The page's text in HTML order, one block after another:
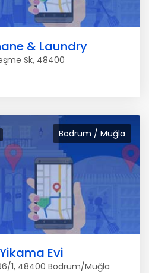
& Laundry
Sk, 48400
Bodrum / Muğla
Evi
1, 48400 Bodrum/Muğla